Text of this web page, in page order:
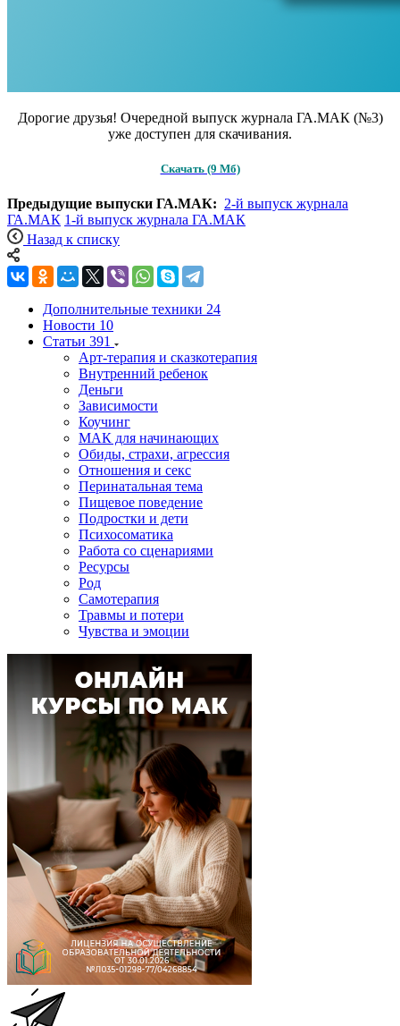
Дорогие друзья! Очередной выпуск журнала ГА.МАК (№3)
уже доступен для скачивания.
Скачать (9 Мб)
Предыдущие выпуски ГА.МАК: 2-й выпуск журнала
ГА.МАК 1-й выпуск журнала ГА.МАК
Назад к списку
Дополнительные техники 24
Новости 10
Статьи 391
Арт-терапия и сказкотерапия
Внутренний ребенок
Деньги
Зависимости
Коучинг
МАК для начинающих
Обиды, страхи, агрессия
Отношения и секс
Перинатальная тема
Пищевое поведение
Подростки и дети
Психосоматика
Работа со сценариями
Ресурсы
Род
Самотерапия
Травмы и потери
Чувства и эмоции